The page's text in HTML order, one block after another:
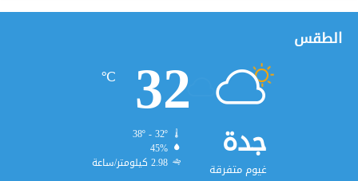
الطقس
جدة
غيوم متفرقة
32
℃
38º - 32º
45%
2.98 كيلومتر/ساعة